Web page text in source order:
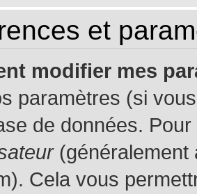
et
modifier mes
paramètres (si
de données.
(généralement
Cela vous